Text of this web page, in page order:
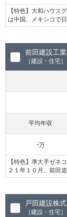
【特色】大和ハウス
は中国、メキシコで
前田建設工
［建設・住宅］
平均年収
-万
【特色】準大手ゼネ
２１年１０月、前田
戸田建設株
［建設・住宅］